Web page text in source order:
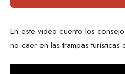
En este video cuento los
no caer en las trampas turísticas